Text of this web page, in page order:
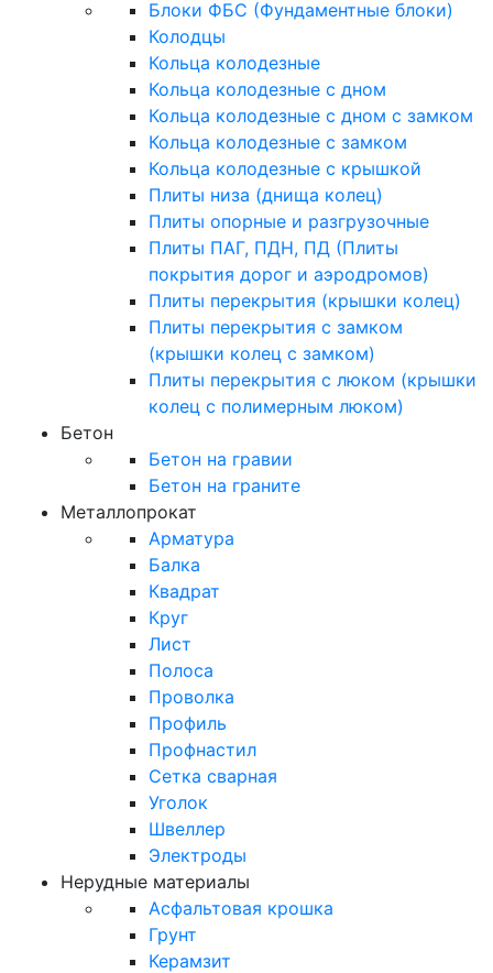
Блоки ФБС (Фундаментные блоки)
Колодцы
Кольца колодезные
Кольца колодезные с дном
Кольца колодезные с дном с замком
Кольца колодезные с замком
Кольца колодезные с крышкой
Плиты низа (днища колец)
Плиты опорные и разгрузочные
Плиты ПАГ, ПДН, ПД (Плиты
покрытия дорог и аэродромов)
Плиты перекрытия (крышки колец)
Плиты перекрытия с замком
(крышки колец с замком)
Плиты перекрытия с люком (крышки
колец с полимерным люком)
Бетон
Бетон на гравии
Бетон на граните
Металлопрокат
Арматура
Балка
Квадрат
Круг
Лист
Полоса
Проволка
Профиль
Профнастил
Сетка сварная
Уголок
Швеллер
Электроды
Нерудные материалы
Асфальтовая крошка
Грунт
Керамзит